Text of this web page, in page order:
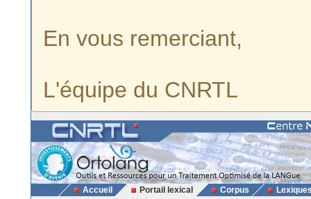
En vous remerciant,
L'équipe du CNRTL
Accueil Portail lexical Corpus